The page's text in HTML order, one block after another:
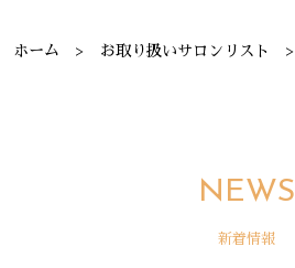
ホーム お取り扱いサロンリスト
NEWS
新着情報